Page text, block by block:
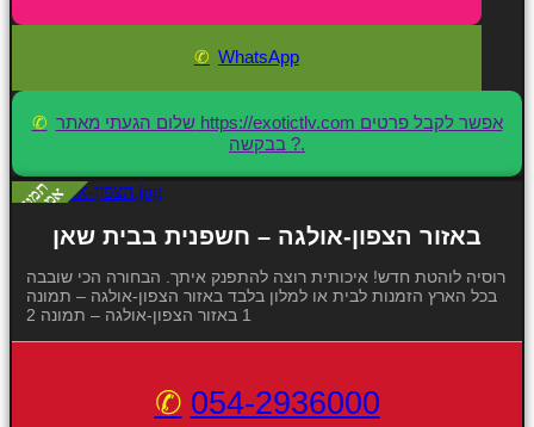
WhatsApp
שלום הגעתי מאתר https://exotictlv.com אפשר לקבל פרטים
בבקשה ?.
באזור הצפון-אולגה – חשפנית בבית שאן
רוסיה לוהטת חדש! איכותית רוצה להתפנק איתך. הבחורה הכי שובבה
בכל הארץ הזמנות לבית או למלון בלבד באזור הצפון-אולגה – תמונה
1 באזור הצפון-אולגה – תמונה 2
054-2936000